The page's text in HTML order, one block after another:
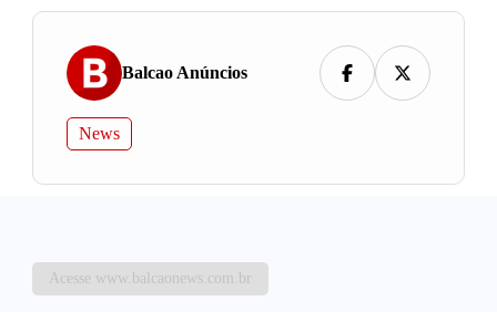
Balcao Anúncios
News
Acesse www.balcaonews.com.br